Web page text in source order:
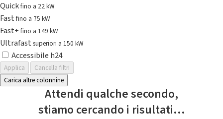
Quickfino a 22 kW
Fastfino a 75 kW
Fast+fino a 149 kW
Ultrafast superiori a 150 kW
Accessibile h24
Applica
Cancella filtri
Carica altre colonnine
Attendi qualche secondo,
stiamo cercando i risultati...